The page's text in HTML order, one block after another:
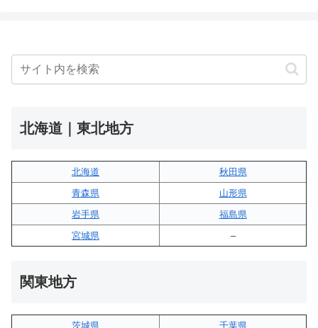
北海道｜東北地方
北海道
秋田県
青森県
山形県
岩手県
福島県
宮城県
–
関東地方
茨城県
千葉県